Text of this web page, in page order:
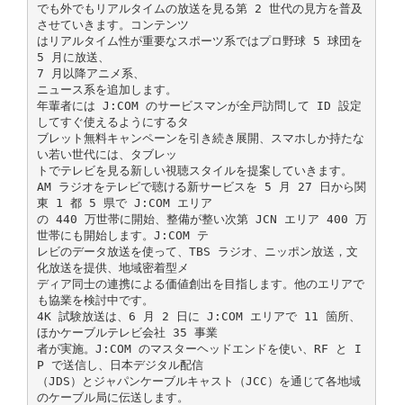
でも外でもリアルタイムの放送を見る第 2 世代の見方を普及
させていきます。コンテンツ
はリアルタイム性が重要なスポーツ系ではプロ野球 5 球団を
5 月に放送、
7 月以降アニメ系、
ニュース系を追加します。
年輩者には J:COM のサービスマンが全戸訪問して ID 設定
してすぐ使えるようにするタ
ブレット無料キャンペーンを引き続き展開、スマホしか持たな
い若い世代には、タブレッ
トでテレビを見る新しい視聴スタイルを提案していきます。
AM ラジオをテレビで聴ける新サービスを 5 月 27 日から関
東 1 都 5 県で J:COM エリア
の 440 万世帯に開始、整備が整い次第 JCN エリア 400 万
世帯にも開始します。J:COM テ
レビのデータ放送を使って、TBS ラジオ、ニッポン放送，文
化放送を提供、地域密着型メ
ディア同士の連携による価値創出を目指します。他のエリアで
も協業を検討中です。
4K 試験放送は、6 月 2 日に J:COM エリアで 11 箇所、
ほかケーブルテレビ会社 35 事業
者が実施。J:COM のマスターヘッドエンドを使い、RF と I
P で送信し、日本デジタル配信
（JDS）とジャパンケーブルキャスト（JCC）を通じて各地域
のケーブル局に伝送します。